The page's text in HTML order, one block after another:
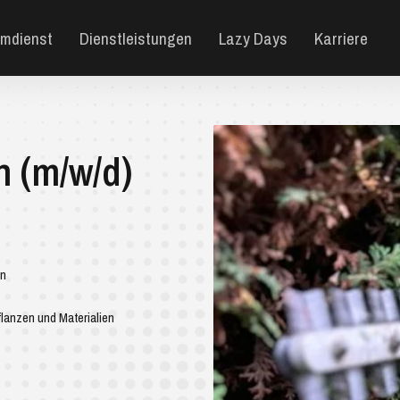
Dienstleistungen Lazy Days Karriere
(m/w/d)
und Materialien